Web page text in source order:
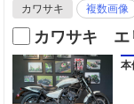
カワサキ 複数画像
カワサキ エ
本